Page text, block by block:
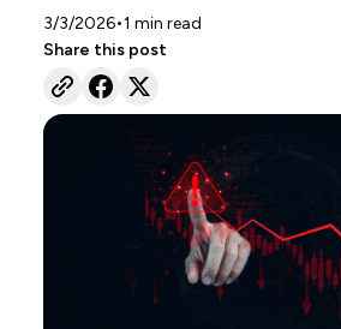
3/3/2026•1 min read
Share this post